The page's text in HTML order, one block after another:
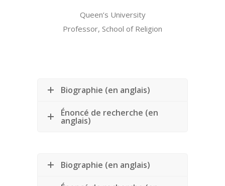
Queen’s University
Professor, School of Religion
Biographie (en anglais)
Énoncé de recherche (en
anglais)
Biographie (en anglais)